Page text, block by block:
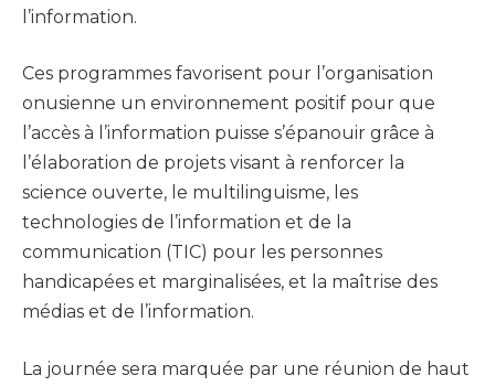
l’information.
Ces programmes favorisent pour l’organisation
onusienne un environnement positif pour que
l’accès à l’information puisse s’épanouir grâce à
l’élaboration de projets visant à renforcer la
science ouverte, le multilinguisme, les
technologies de l’information et de la
communication (TIC) pour les personnes
handicapées et marginalisées, et la maîtrise des
médias et de l’information.
La journée sera marquée par une réunion de haut